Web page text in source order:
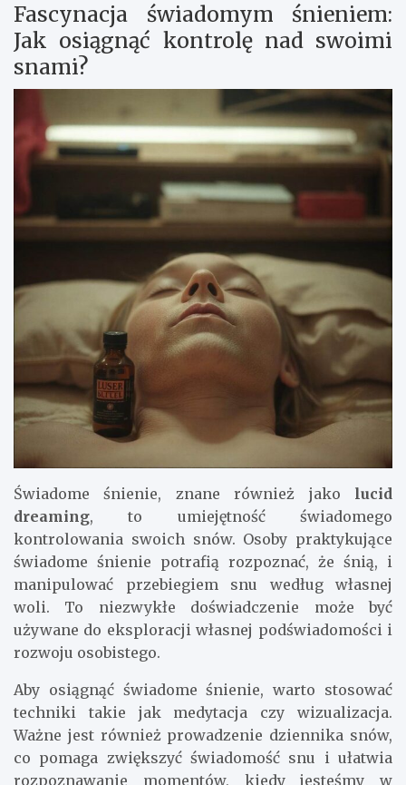
Fascynacja świadomym śnieniem:
Jak osiągnąć kontrolę nad swoimi
snami?
Świadome śnienie, znane również jako lucid
dreaming, to umiejętność świadomego
kontrolowania swoich snów. Osoby praktykujące
świadome śnienie potrafią rozpoznać, że śnią, i
manipulować przebiegiem snu według własnej
woli. To niezwykłe doświadczenie może być
używane do eksploracji własnej podświadomości i
rozwoju osobistego.
Aby osiągnąć świadome śnienie, warto stosować
techniki takie jak medytacja czy wizualizacja.
Ważne jest również prowadzenie dziennika snów,
co pomaga zwiększyć świadomość snu i ułatwia
rozpoznawanie momentów, kiedy jesteśmy w